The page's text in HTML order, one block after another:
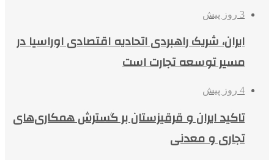
3 روز پیش
ایران، شریک راهبردی اتحادیه اقتصادی اوراسیا در
مسیر توسعه تجارت است
4 روز پیش
تاکید ایران و قرقیزستان بر گسترش همکاری‌های
تجاری و معدنی